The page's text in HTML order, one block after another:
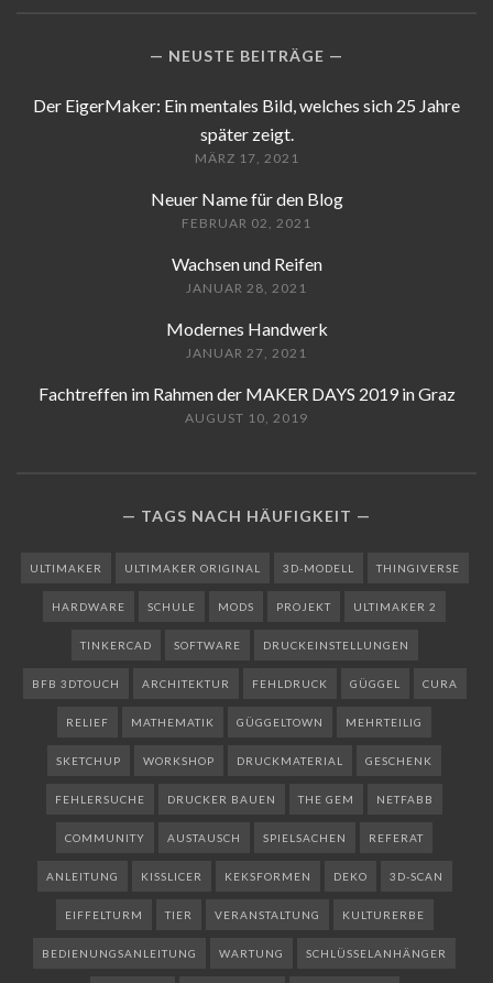
NEUSTE BEITRÄGE
Der EigerMaker: Ein mentales Bild, welches sich 25 Jahre
später zeigt.
MÄRZ 17, 2021
Neuer Name für den Blog
FEBRUAR 02, 2021
Wachsen und Reifen
JANUAR 28, 2021
Modernes Handwerk
JANUAR 27, 2021
Fachtreffen im Rahmen der MAKER DAYS 2019 in Graz
AUGUST 10, 2019
TAGS NACH HÄUFIGKEIT
ULTIMAKER ULTIMAKER ORIGINAL 3D-MODELL THINGIVERSE
HARDWARE SCHULE MODS PROJEKT ULTIMAKER 2
TINKERCAD SOFTWARE DRUCKEINSTELLUNGEN
BFB 3DTOUCH ARCHITEKTUR FEHLDRUCK GÜGGEL CURA
RELIEF MATHEMATIK GÜGGELTOWN MEHRTEILIG
SKETCHUP WORKSHOP DRUCKMATERIAL GESCHENK
FEHLERSUCHE DRUCKER BAUEN THE GEM NETFABB
COMMUNITY AUSTAUSCH SPIELSACHEN REFERAT
ANLEITUNG KISSLICER KEKSFORMEN DEKO 3D-SCAN
EIFFELTURM TIER VERANSTALTUNG KULTURERBE
BEDIENUNGSANLEITUNG WARTUNG SCHLÜSSELANHÄNGER